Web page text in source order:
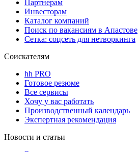
Партнерам
Инвесторам
Каталог компаний
Поиск по вакансиям в Апастове
Сетка: соцсеть для нетворкинга
Соискателям
hh PRO
Готовое резюме
Все сервисы
Хочу у вас работать
Производственный календарь
Экспертная рекомендация
Новости и статьи